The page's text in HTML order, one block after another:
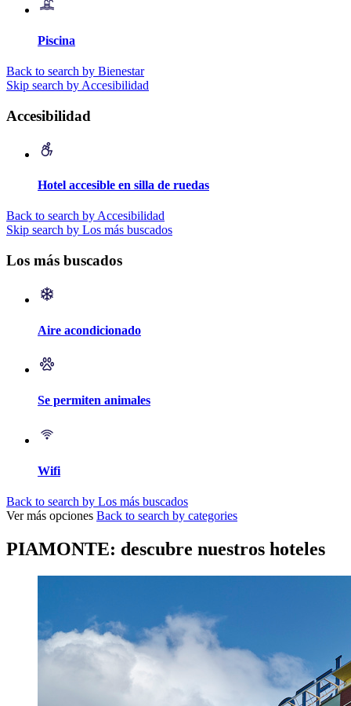
Piscina
Back to search by Bienestar
Skip search by Accesibilidad
Accesibilidad
Hotel accesible en silla de ruedas
Back to search by Accesibilidad
Skip search by Los más buscados
Los más buscados
Aire acondicionado
Se permiten animales
Wifi
Back to search by Los más buscados
Ver más opciones Back to search by categories
PIAMONTE: descubre nuestros hoteles